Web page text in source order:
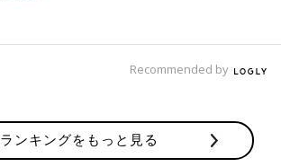
Recommended by
ランキングをもっと見る